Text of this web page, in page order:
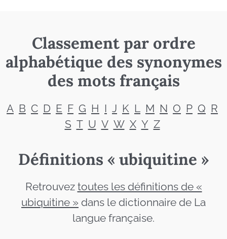
Classement par ordre
alphabétique des synonymes
des mots français
A B C D E F G H I J K L M N O P Q R
S T U V W X Y Z
Définitions « ubiquitine »
Retrouvez toutes les définitions de «
ubiquitine » dans le dictionnaire de La
langue française.